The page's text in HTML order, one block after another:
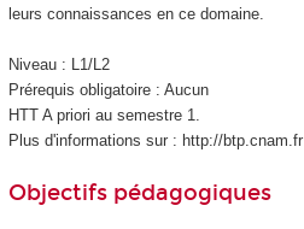
leurs connaissances en ce domaine.
Niveau : L1/L2
Prérequis obligatoire : Aucun
HTTA priori au semestre 1.
Plus d'informations sur : http://btp.cnam.fr
Objectifs pédagogiques